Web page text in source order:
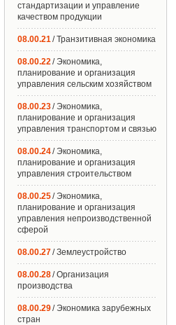
стандартизации и управление
качеством продукции
08.00.21/ Транзитивная экономика
08.00.22/ Экономика,
планирование и организация
управления сельским хозяйством
08.00.23/ Экономика,
планирование и организация
управления транспортом и связью
08.00.24/ Экономика,
планирование и организация
управления строительством
08.00.25/ Экономика,
планирование и организация
управления непроизводственной
сферой
08.00.27/ Землеустройство
08.00.28/ Организация
производства
08.00.29/ Экономика зарубежных
стран